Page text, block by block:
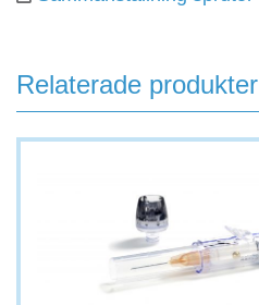
Relaterade produkter